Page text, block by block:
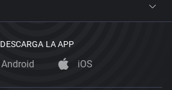
DESCARGA LA APP
Android iOS